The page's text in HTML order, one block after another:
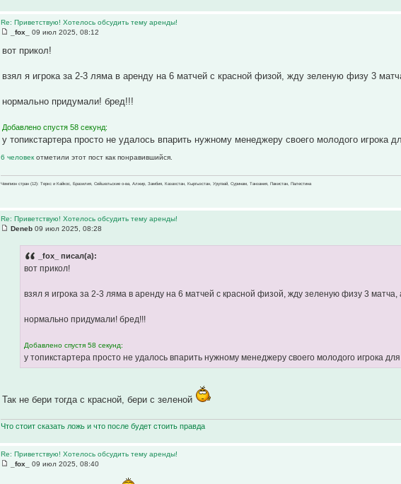
Re: Приветствую! Хотелось обсудить тему аренды!
_fox_
09 июл 2025, 08:12
вот прикол!
взял я игрока за 2-3 ляма в аренду на 6 матчей с красной физой, жду зеленую физу 3
нормально придумали! бред!!!
Добавлено спустя 58 секунд:
у топикстартера просто не удалось впарить нужному менеджеру своего молодого игрока
6 человекотметили этот пост как понравившийся.
Чемпион стран (12): Теркс и Кайкос, Бразилия, Сейшельские о-ва, Алжир, Замбия, Казахстан, Кыргызстан, Уругвай, Суринам, Танзания, Пакистан, Палестина
Re: Приветствую! Хотелось обсудить тему аренды!
Deneb 09 июл 2025, 08:28
_fox_ писал(а):
вот прикол!
взял я игрока за 2-3 ляма в аренду на 6 матчей с красной физой, жду зеленую физу 3
нормально придумали! бред!!!
Добавлено спустя 58 секунд:
у топикстартера просто не удалось впарить нужному менеджеру своего молодого игрока
Так не бери тогда с красной, бери с зеленой
Что стоит сказать ложь и что после будет стоить правда
Re: Приветствую! Хотелось обсудить тему аренды!
_fox_
09 июл 2025, 08:40